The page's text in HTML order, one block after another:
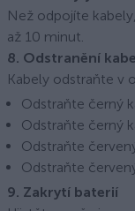
Než odpojíte
až 10 minut.
8. Odstranění
Kabely odstraňte v
Odstraňte černý
Odstraňte černý
Odstraňte
Odstraňte
9. Zakrytí baterií